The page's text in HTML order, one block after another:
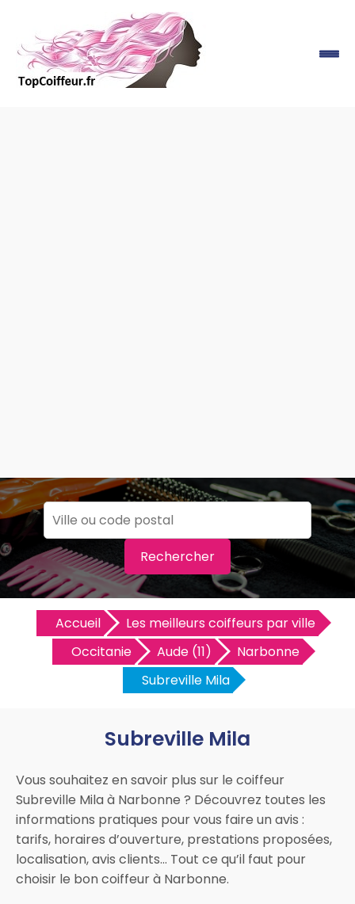
Rechercher
Accueil
Les meilleurs coiffeurs par ville
Occitanie
Aude (11)
Narbonne
Subreville Mila
Subreville Mila
Vous souhaitez en savoir plus sur le coiffeur
Subreville Mila à Narbonne ? Découvrez toutes les
informations pratiques pour vous faire un avis :
tarifs, horaires d’ouverture, prestations proposées,
localisation, avis clients… Tout ce qu’il faut pour
choisir le bon coiffeur à Narbonne.